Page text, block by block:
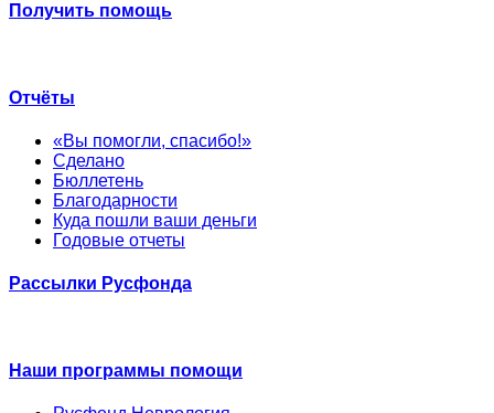
Получить помощь
Отчёты
«Вы помогли, спасибо!»
Сделано
Бюллетень
Благодарности
Куда пошли ваши деньги
Годовые отчеты
Рассылки Русфонда
Наши программы помощи